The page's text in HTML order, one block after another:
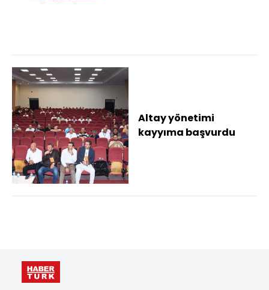
Altay yönetimi
kayyıma başvurdu